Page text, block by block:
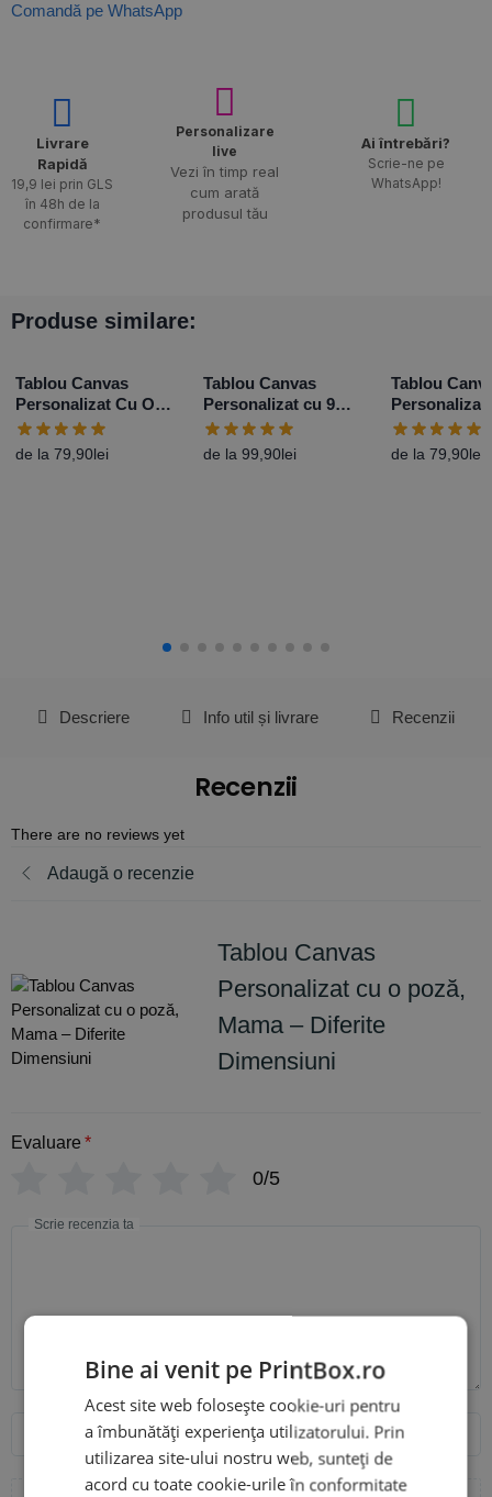
Comandă pe WhatsApp
Livrare
Rapidă​
19,9 lei prin GLS
în 48h de la
confirmare*
Personalizare
live
Vezi în timp real
cum arată
produsul tău
Ai întrebări?
Scrie-ne pe
WhatsApp!
Produse similare:
Tablou Canvas
Personalizat Cu O
Poză Portret – Diferite
Dimensiuni
de la 79,90lei
Tablou Canvas
Personalizat cu 9
poze și mesaj
de la99,90lei
Tablou
Personalizat
Poză
Diferite
de la79,90lei
Descriere Info util și livrare Recenzii
Recenzii
There are no reviews yet
Adaugă o recenzie
Tablou Canvas
Personalizat cu o poză,
Mama – Diferite
Dimensiuni
Evaluare *
0/5
Scrie recenzia ta
Email
Bine ai venit pe PrintBox.ro
Acest site web folosește cookie-uri pentru
a îmbunătăți experiența utilizatorului. Prin
utilizarea site-ului nostru web, sunteți de
acord cu toate cookie-urile în conformitate